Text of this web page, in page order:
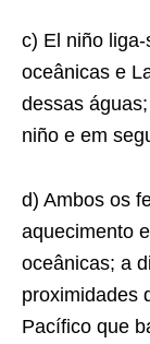
c) El niño
oceânicas e
dessas
niño e em
d) Ambos os
aquecimento
oceânicas; a
proximidades
Pacífico que